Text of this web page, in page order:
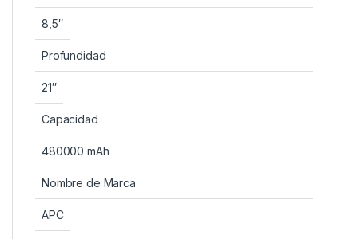
8,5″
Profundidad
21″
Capacidad
480000 mAh
Nombre de Marca
APC